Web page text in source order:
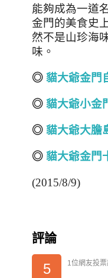
能夠成為一道
金門的美食史
然不是山珍海
味。
◎ 貓大爺金門
◎ 貓大爺小金
◎ 貓大爺大膽
◎ 貓大爺金門
(2015/8/9)
評論
5 1位網友投